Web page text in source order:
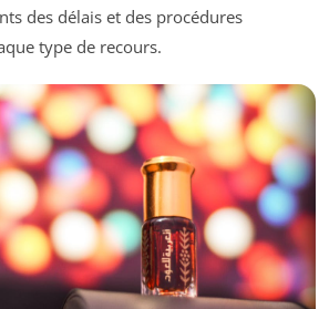
des délais et des procédures
type de recours.